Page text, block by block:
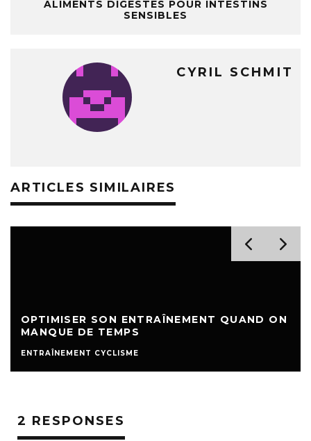
ALIMENTS DIGESTES POUR INTESTINS
SENSIBLES
CYRIL SCHMIT
ARTICLES SIMILAIRES
OPTIMISER SON ENTRAÎNEMENT QUAND ON
MANQUE DE TEMPS
ENTRAÎNEMENT CYCLISME
2 RESPONSES